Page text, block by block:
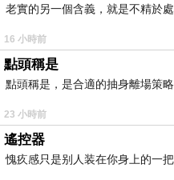
有人說這個眺望台最
老實的另一個含義，就是不精於處
16 小時前
點頭稱是
點頭稱是，是合適的抽身離場策略
23 小時前
遙控器
愧疚感只是别人装在你身上的一把